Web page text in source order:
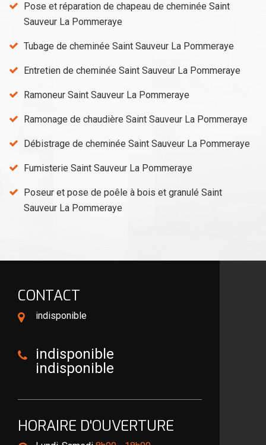
Pose et réparation de chapeau de cheminée Saint
Sauveur La Pommeraye
Tubage de cheminée Saint Sauveur La Pommeraye
Entretien de cheminée Saint Sauveur La Pommeraye
Ramoneur Saint Sauveur La Pommeraye
Ramonage de chaudière Saint Sauveur La Pommeraye
Débistrage de cheminée Saint Sauveur La Pommeraye
Fumisterie Saint Sauveur La Pommeraye
Poseur et pose de poêle à bois et granulé Saint
Sauveur La Pommeraye
CONTACT
indisponible
indisponible
indisponible
HORAIRE D'OUVERTURE